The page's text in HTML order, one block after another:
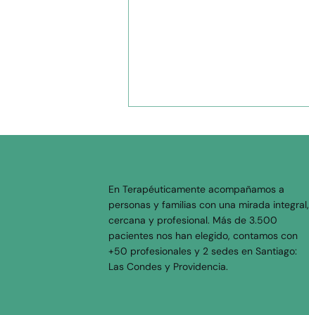
Establecer límites sin
culpa: El autocuidado
En Terapéuticamente acompañamos a
personas y familias con una mirada integral,
cercana y profesional. Más de 3.500
pacientes nos han elegido, contamos con
+50 profesionales y 2 sedes en Santiago:
Las Condes y Providencia.